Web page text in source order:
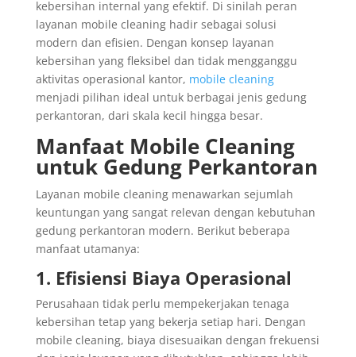
kebersihan internal yang efektif. Di sinilah peran
layanan mobile cleaning hadir sebagai solusi
modern dan efisien. Dengan konsep layanan
kebersihan yang fleksibel dan tidak mengganggu
aktivitas operasional kantor, mobile cleaning
menjadi pilihan ideal untuk berbagai jenis gedung
perkantoran, dari skala kecil hingga besar.
Manfaat Mobile Cleaning
untuk Gedung Perkantoran
Layanan mobile cleaning menawarkan sejumlah
keuntungan yang sangat relevan dengan kebutuhan
gedung perkantoran modern. Berikut beberapa
manfaat utamanya:
1. Efisiensi Biaya Operasional
Perusahaan tidak perlu mempekerjakan tenaga
kebersihan tetap yang bekerja setiap hari. Dengan
mobile cleaning, biaya disesuaikan dengan frekuensi